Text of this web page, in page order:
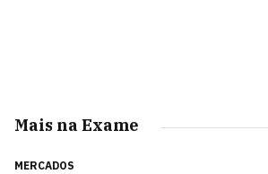
Mais na Exame
MERCADOS